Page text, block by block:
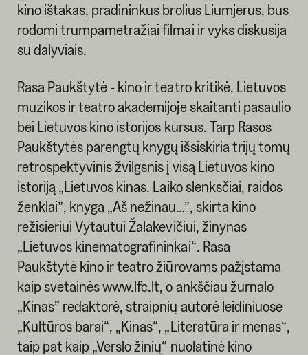
kino ištakas, pradininkus brolius Liumjerus, bus
rodomi trumpametražiai filmai ir vyks diskusija
su dalyviais.
Rasa Paukštytė - kino ir teatro kritikė, Lietuvos
muzikos ir teatro akademijoje skaitanti pasaulio
bei Lietuvos kino istorijos kursus. Tarp Rasos
Paukštytės parengtų knygų išsiskiria trijų tomų
retrospektyvinis žvilgsnis į visą Lietuvos kino
istoriją „Lietuvos kinas. Laiko slenksčiai, raidos
ženklai”, knyga „Aš nežinau…”, skirta kino
režisieriui Vytautui Žalakevičiui, žinynas
„Lietuvos kinematografininkai“. Rasa
Paukštytė kino ir teatro žiūrovams pažįstama
kaip svetainės www.lfc.lt, o ankščiau žurnalo
„Kinas” redaktorė, straipnių autorė leidiniuose
„Kultūros barai“, „Kinas“, „Literatūra ir menas“,
taip pat kaip „Verslo žinių“ nuolatinė kino